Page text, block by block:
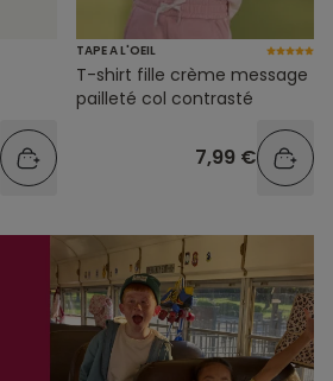
TAPE A L'OEIL
T-shirt fille crème message
pailleté col contrasté
7,99 €